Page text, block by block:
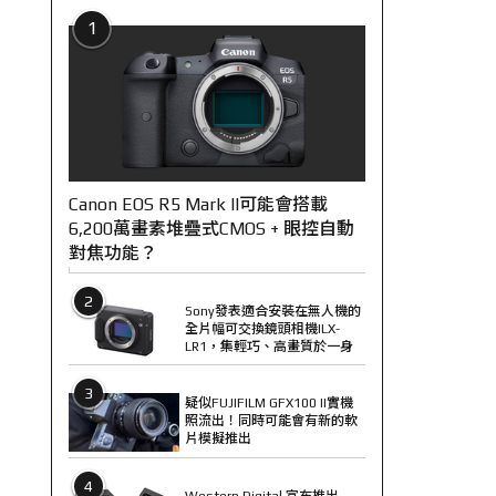
1
Canon EOS R5 Mark II可能會搭載
6,200萬畫素堆疊式CMOS + 眼控自動
對焦功能？
2
Sony發表適合安裝在無人機的
全片幅可交換鏡頭相機ILX-
LR1，集輕巧、高畫質於一身
3
疑似FUJIFILM GFX100 II實機
照流出！同時可能會有新的軟
片模擬推出
4